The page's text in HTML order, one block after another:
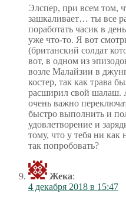
Элспер, при всем том,
зашкаливает… ты все
поработать часик в
уже что-то. Я вот
(британский солдат
вот, в одном из
возле Малайзии в
костер, так как трава
расширил свой шалаш.
очень важно
быстро выполнить и
удовлетворение и
тому, что у тебя ни как
так попробовать?
Жека:
4 декабря 2018 в 15:47